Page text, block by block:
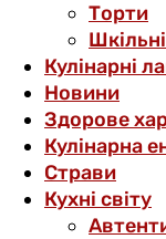
Торти
Кулінарні
Новини
Здорове
Кулінарна
Страви
Кухні світу